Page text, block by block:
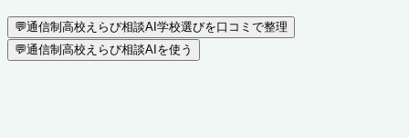
💬通信制高校えらび相談AI学校選びを口コミで整理
💬通信制高校えらび相談AIを使う